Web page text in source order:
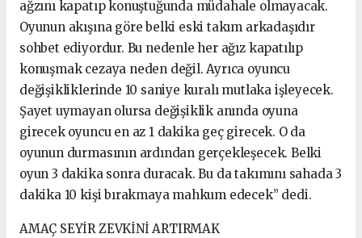
ağzını kapatıp konuştuğunda müdahale olmayacak.
Oyunun akışına göre belki eski takım arkadaşıdır
sohbet ediyordur. Bu nedenle her ağız kapatılıp
konuşmak cezaya neden değil. Ayrıca oyuncu
değişikliklerinde 10 saniye kuralı mutlaka işleyecek.
Şayet uymayan olursa değişiklik anında oyuna
girecek oyuncu en az 1 dakika geç girecek. O da
oyunun durmasının ardından gerçekleşecek. Belki
oyun 3 dakika sonra duracak. Bu da takımını sahada 3
dakika 10 kişi bırakmaya mahkum edecek” dedi.
AMAÇ SEYİR ZEVKİNİ ARTIRMAK